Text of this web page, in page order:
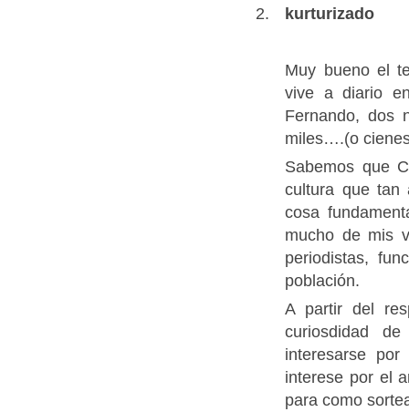
kurturizado
Muy bueno el
vive a diario
Fernando, dos
miles….(o
Sabemos que
cultura que tan
cosa
mucho de mis
periodistas,
población.
A partir del
curiosdidad
interesarse
interese por el
para como